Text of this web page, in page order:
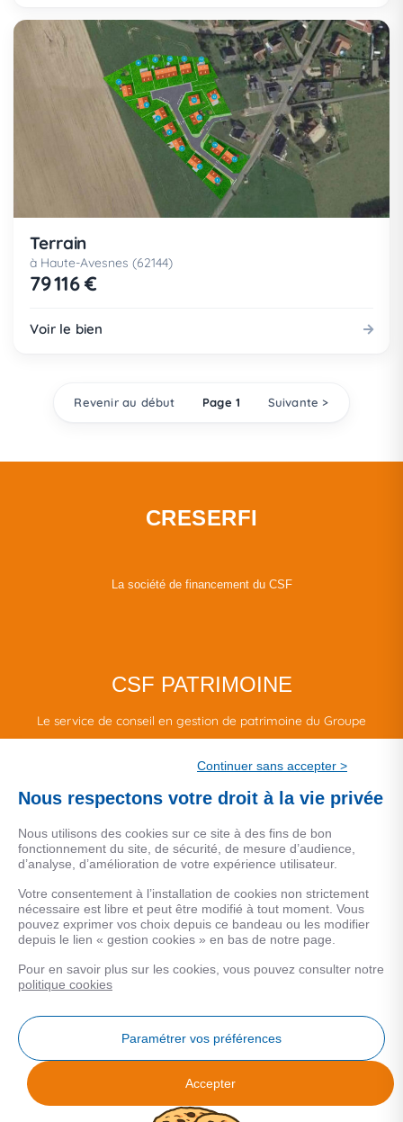
Terrain
à Haute-Avesnes (62144)
79 116 €
Voir le bien
Revenir au début Page 1 Suivante >
CRESERFI
La société de financement du CSF
CSF PATRIMOINE
Le service de conseil en gestion de patrimoine du Groupe
MENTIONS LEGALES
Données personnelles
COOKIES
Analyse des performances
© 2026 Facilogi - Solutions en stratégie et intelligence immobilière
Continuer sans accepter >
Nous respectons votre droit à la vie privée
Nous utilisons des cookies sur ce site à des fins de bon
fonctionnement du site, de sécurité, de mesure d’audience,
d’analyse, d’amélioration de votre expérience utilisateur.
Votre consentement à l’installation de cookies non strictement
nécessaire est libre et peut être modifié à tout moment. Vous
pouvez exprimer vos choix depuis ce bandeau ou les modifier
depuis le lien « gestion cookies » en bas de notre page.
Pour en savoir plus sur les cookies, vous pouvez consulter notre
politique cookies
Paramétrer vos préférences
Accepter